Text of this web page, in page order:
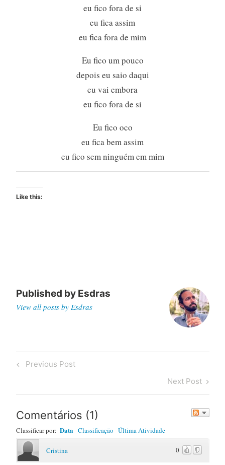
eu fico fora de si
eu fica assim
eu fica fora de mim
Eu fico um pouco
depois eu saio daqui
eu vai embora
eu fico fora de si
Eu fico oco
eu fica bem assim
eu fico sem ninguém em mim
Like this:
Published by Esdras
View all posts by Esdras
Post
Previous
Previous Post
Next
Post
Next Post
Comentários (1)
Classificar por: Data Classificação Última Atividade
0
Cristina